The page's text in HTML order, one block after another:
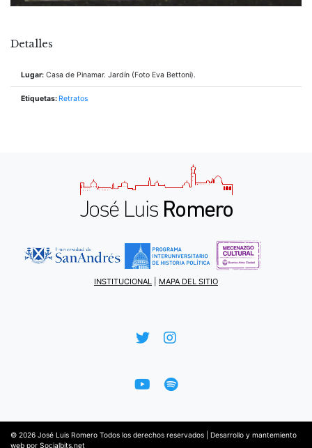
Detalles
Lugar: Casa de Pinamar. Jardín (Foto Eva Bettoni).
Etiquetas: Retratos
INSTITUCIONAL MAPA DEL SITIO
© 2026 José Luis Romero Todos los derechos reservados | Desarrollo y mantemiento
web por Socialbits.net